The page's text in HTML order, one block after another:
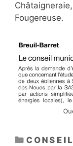
Fougereuse.